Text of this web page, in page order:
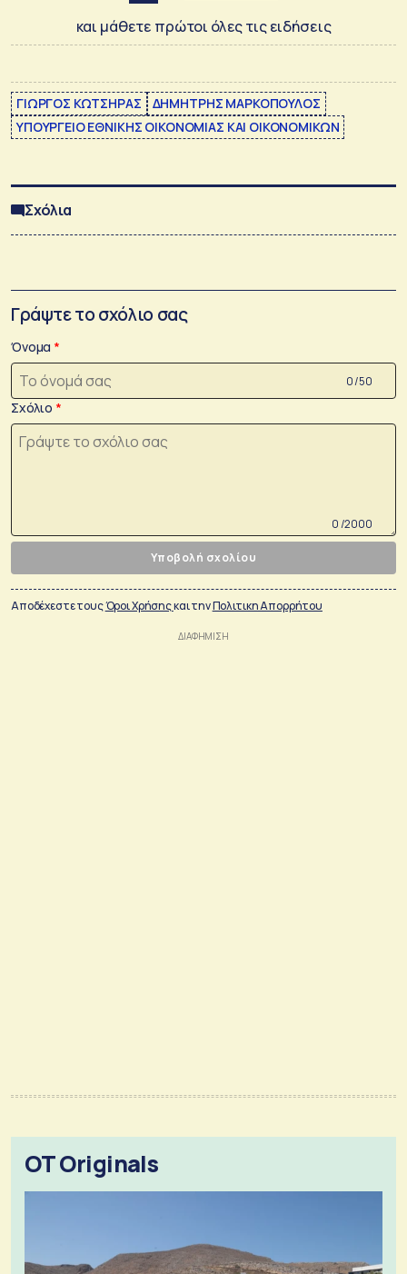
και μάθετε πρώτοι όλες τις ειδήσεις
ΓΙΩΡΓΟΣ ΚΩΤΣΗΡΑΣ
ΔΗΜΗΤΡΗΣ ΜΑΡΚΟΠΟΥΛΟΣ
ΥΠΟΥΡΓΕΙΟ ΕΘΝΙΚΗΣ ΟΙΚΟΝΟΜΙΑΣ ΚΑΙ ΟΙΚΟΝΟΜΙΚΩΝ
Σχόλια
Γράψτε το σχόλιο σας
Όνομα
0 /50
Σχόλιο
0 /2000
Υποβολή σχολίου
Αποδέχεστε τουςΌροι Χρήσηςκαι τηνΠολιτικη Απορρήτου
OT Originals